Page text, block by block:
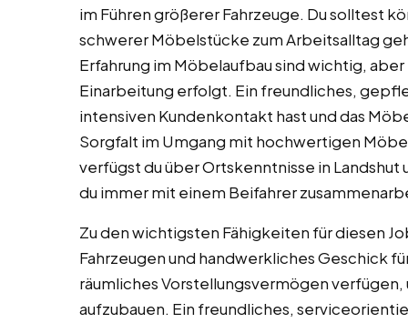
im Führen größerer Fahrzeuge. Du solltest
schwerer Möbelstücke zum Arbeitsalltag
Erfahrung im Möbelaufbau sind wichtig,
Einarbeitung erfolgt. Ein freundliches,
intensiven Kundenkontakt hast und das
Sorgfalt im Umgang mit hochwertigen
verfügst du über Ortskenntnisse in
du immer mit einem Beifahrer
Zu den wichtigsten Fähigkeiten für diesen
Fahrzeugen und handwerkliches Geschick
räumliches Vorstellungsvermögen
aufzubauen. Ein freundliches,